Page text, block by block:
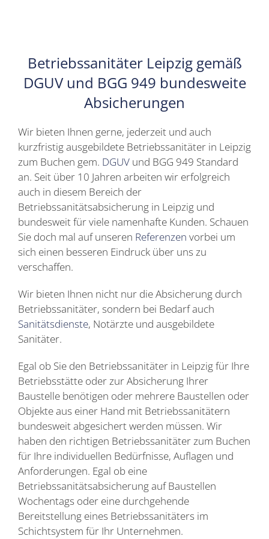
Betriebssanitäter Leipzig gemäß
DGUV und BGG 949 bundesweite
Absicherungen
Wir bieten Ihnen gerne, jederzeit und auch
kurzfristig ausgebildete Betriebssanitäter in Leipzig
zum Buchen gem. DGUV und BGG 949 Standard
an. Seit über 10 Jahren arbeiten wir erfolgreich
auch in diesem Bereich der
Betriebssanitätsabsicherung in Leipzig und
bundesweit für viele namenhafte Kunden. Schauen
Sie doch mal auf unseren Referenzen vorbei um
sich einen besseren Eindruck über uns zu
verschaffen.
Wir bieten Ihnen nicht nur die Absicherung durch
Betriebssanitäter, sondern bei Bedarf auch
Sanitätsdienste, Notärzte und ausgebildete
Sanitäter.
Egal ob Sie den Betriebssanitäter in Leipzig für Ihre
Betriebsstätte oder zur Absicherung Ihrer
Baustelle benötigen oder mehrere Baustellen oder
Objekte aus einer Hand mit Betriebssanitätern
bundesweit abgesichert werden müssen. Wir
haben den richtigen Betriebssanitäter zum Buchen
für Ihre individuellen Bedürfnisse, Auflagen und
Anforderungen. Egal ob eine
Betriebssanitätsabsicherung auf Baustellen
Wochentags oder eine durchgehende
Bereitstellung eines Betriebssanitäters im
Schichtsystem für Ihr Unternehmen.